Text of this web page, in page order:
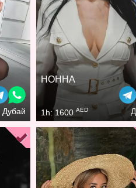
Дубай
НОННА
1h: 1600 AED